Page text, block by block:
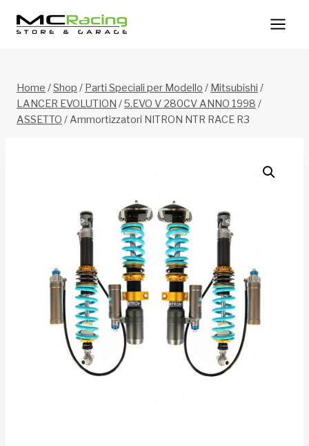
Home /Shop / Parti Speciali per Modello / Mitsubishi /
LANCER EVOLUTION /5.EVO V 280CV ANNO 1998 /
ASSETTO /Ammortizzatori NITRON NTR RACE R3